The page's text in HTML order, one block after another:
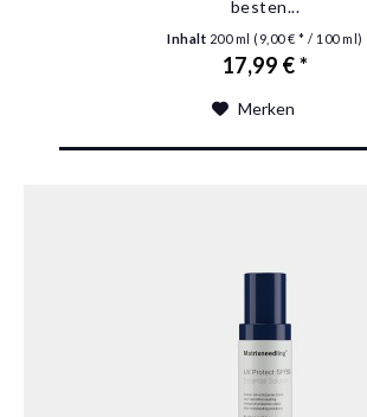
besten...
Inhalt 200 ml (9,00 € * / 100 ml)
17,99 € *
Merken